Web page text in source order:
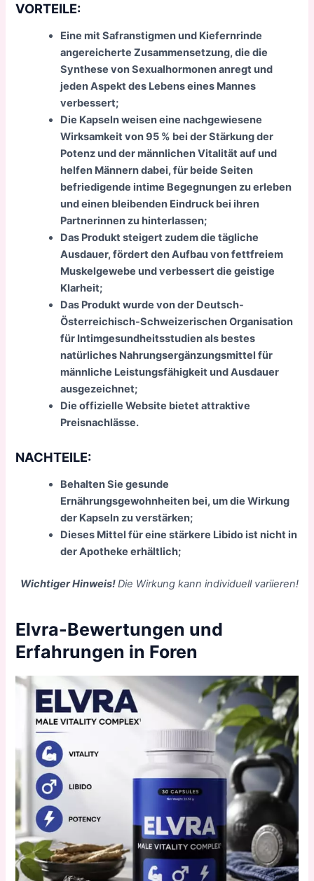
VORTEILE:
Eine mit Safranstigmen und Kiefernrinde
angereicherte Zusammensetzung, die die
Synthese von Sexualhormonen anregt und
jeden Aspekt des Lebens eines Mannes
verbessert;
Die Kapseln weisen eine nachgewiesene
Wirksamkeit von 95 % bei der Stärkung der
Potenz und der männlichen Vitalität auf und
helfen Männern dabei, für beide Seiten
befriedigende intime Begegnungen zu erleben
und einen bleibenden Eindruck bei ihren
Partnerinnen zu hinterlassen;
Das Produkt steigert zudem die tägliche
Ausdauer, fördert den Aufbau von fettfreiem
Muskelgewebe und verbessert die geistige
Klarheit;
Das Produkt wurde von der Deutsch-
Österreichisch-Schweizerischen Organisation
für Intimgesundheitsstudien als bestes
natürliches Nahrungsergänzungsmittel für
männliche Leistungsfähigkeit und Ausdauer
ausgezeichnet;
Die offizielle Website bietet attraktive
Preisnachlässe.
NACHTEILE:
Behalten Sie gesunde
Ernährungsgewohnheiten bei, um die Wirkung
der Kapseln zu verstärken;
Dieses Mittel für eine stärkere Libido ist nicht in
der Apotheke erhältlich;
Wichtiger Hinweis!Die Wirkung kann individuell variieren!
Elvra-Bewertungen und
Erfahrungen in Foren